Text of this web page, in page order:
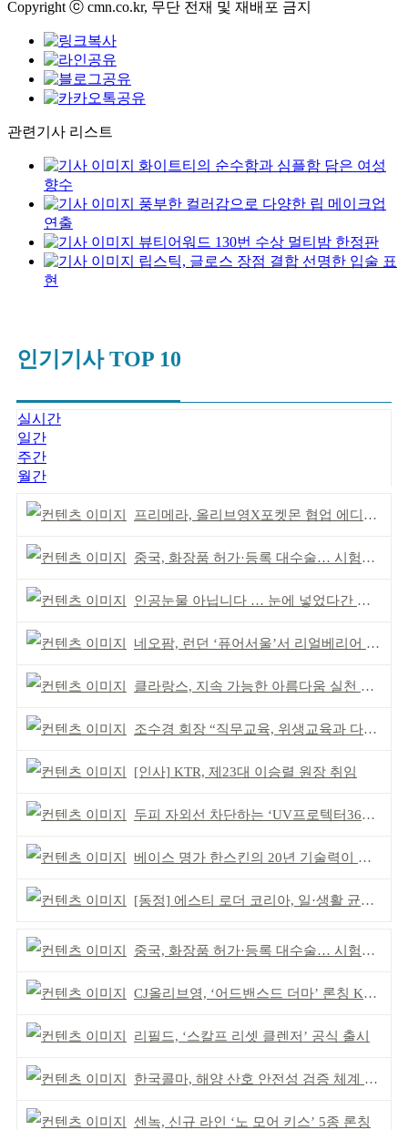
Copyright ⓒ cmn.co.kr, 무단 전재 및 재배포 금지
관련기사 리스트
화이트티의 순수함과 심플함 담은 여성
향수
풍부한 컬러감으로 다양한 립 메이크업
연출
뷰티어워드 130번 수상 멀티밤 한정판
립스틱, 글로스 장점 결합 선명한 입술 표
현
인기기사 TOP 10
실시간
일간
주간
월간
프리메라, 올리브영X포켓몬 협업 에디션 출시
중국, 화장품 허가·등록 대수술… 시험자료 공용 허용
인공눈물 아닙니다 … 눈에 넣었다간 각막 손상
네오팜, 런던 ‘퓨어서울’서 리얼베리어 팝업 운영
클라랑스, 지속 가능한 아름다움 실천 앞장
조수경 회장 “직무교육, 위생교육과 다르다”
[인사] KTR, 제23대 이승렬 원장 취임
두피 자외선 차단하는 ‘UV프로텍터365’ 출시
베이스 명가 한스킨의 20년 기술력이 집약된 쿠션
[동정] 에스티 로더 코리아, 일·생활 균형 우수 기업
중국, 화장품 허가·등록 대수술… 시험자료 공용 허용
CJ올리브영, ‘어드밴스드 더마’ 론칭 K더마 육성 박차
리필드, ‘스칼프 리셋 클렌저’ 공식 출시
한국콜마, 해양 산호 안전성 검증 체계 구축
센녹, 신규 라인 ‘노 모어 키스’ 5종 론칭